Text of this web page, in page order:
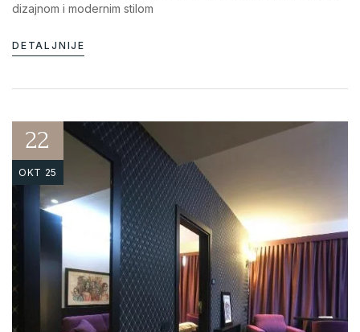
dizajnom i modernim stilom
DETALJNIJE
22
OKT 25